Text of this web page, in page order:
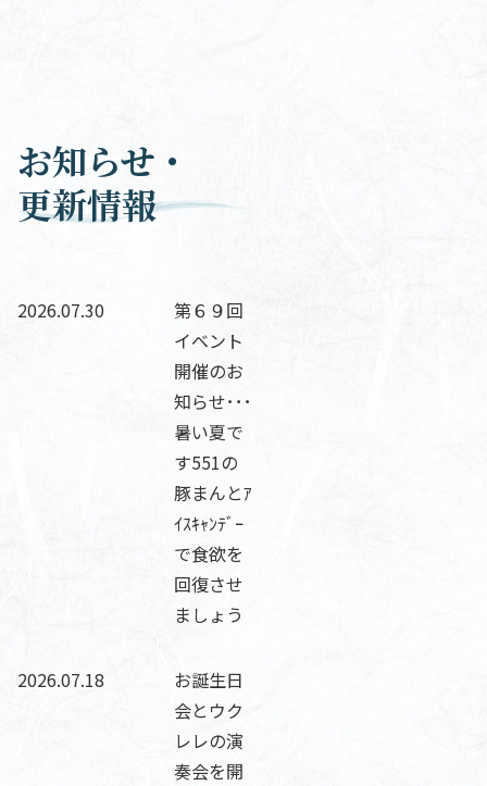
お知らせ・
更新情報
2026.07.30
第６９回
イベント
開催のお
知らせ･･･
暑い夏で
す551の
豚まんとｱ
ｲｽｷｬﾝﾃﾞｰ
で食欲を
回復させ
ましょう
2026.07.18
お誕生日
会とウク
レレの演
奏会を開